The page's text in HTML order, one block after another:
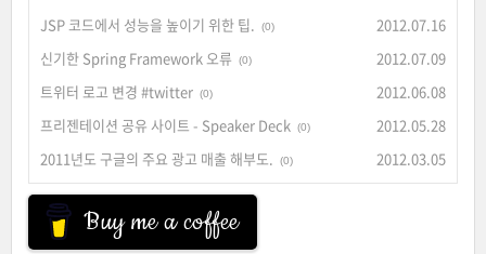
JSP 코드에서 성능을 높이기 위한 팁. (0)
2012.07.16
신기한 Spring Framework 오류
(0)
2012.07.09
트위터 로고 변경 #twitter (0)
2012.06.08
프리젠테이션 공유 사이트 - Speaker Deck (0)
2012.05.28
2011년도 구글의 주요 광고 매출 해부도.
(0) 2012.03.05
Buy me a coffee